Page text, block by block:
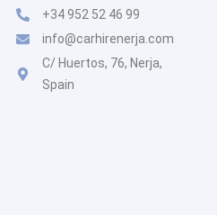
+34 952 52 46 99
info@carhirenerja.com
C/ Huertos, 76, Nerja,
Spain